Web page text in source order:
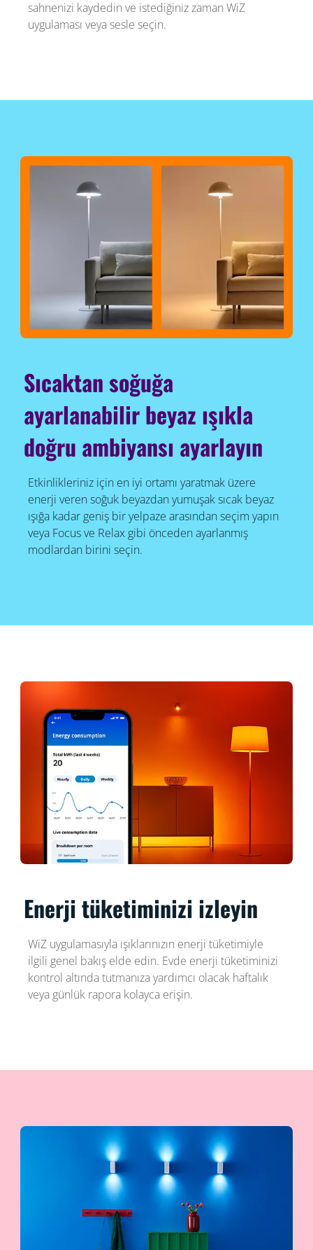
sahnenizi kaydedin ve istediğiniz zaman WiZ
uygulaması veya sesle seçin.
Sıcaktan soğuğa
ayarlanabilir beyaz ışıkla
doğru ambiyansı ayarlayın
Etkinlikleriniz için en iyi ortamı yaratmak üzere
enerji veren soğuk beyazdan yumuşak sıcak beyaz
ışığa kadar geniş bir yelpaze arasından seçim yapın
veya Focus ve Relax gibi önceden ayarlanmış
modlardan birini seçin.
Enerji tüketiminizi izleyin
WiZ uygulamasıyla ışıklarınızın enerji tüketimiyle
ilgili genel bakış elde edin. Evde enerji tüketiminizi
kontrol altında tutmanıza yardımcı olacak haftalık
veya günlük rapora kolayca erişin.